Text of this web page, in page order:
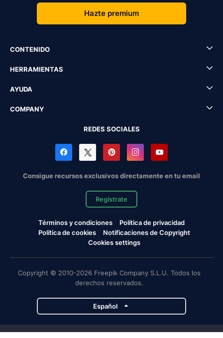
Hazte premium
CONTENIDO
HERRAMIENTAS
AYUDA
COMPANY
REDES SOCIALES
Consigue recursos exclusivos directamente en tu email
Regístrate
Términos y condiciones
Política de privacidad
Política de cookies
Notificaciones de Copyright
Cookies settings
Copyright © 2010-2026 Freepik Company S.L.U. Todos los
derechos reservados.
Español